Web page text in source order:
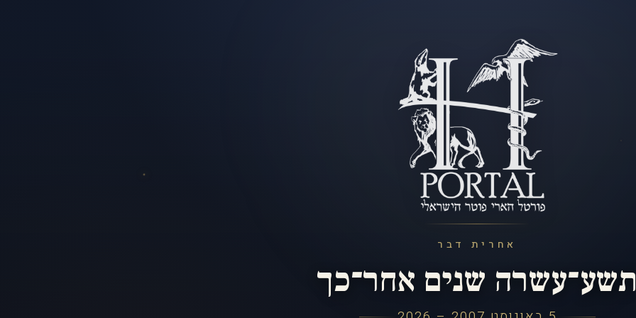
אחרית דבר
שנים אחר־כך